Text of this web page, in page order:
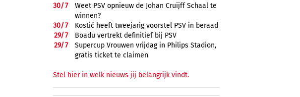
30/7
Weet PSV opnieuw de Johan Cruijff Schaal te
winnen?
30/7
Kostić heeft tweejarig voorstel PSV in beraad
29/7
Boadu vertrekt definitief bij PSV
29/7
Supercup Vrouwen vrijdag in Philips Stadion,
gratis ticket te claimen
Stel hier in welk nieuws jij belangrijk vindt.